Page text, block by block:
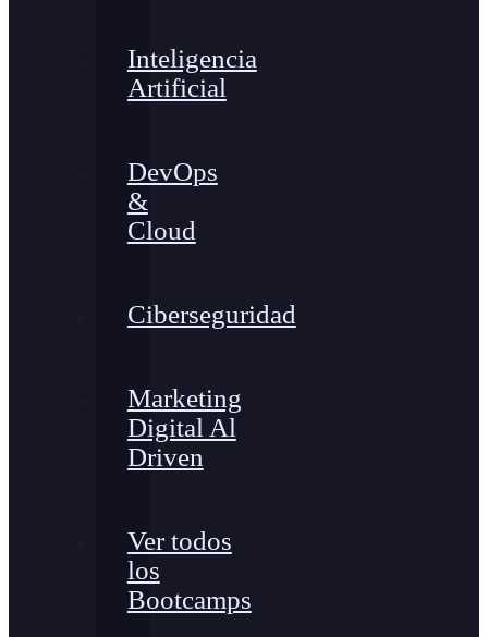
Inteligencia
Artificial
DevOps
&
Cloud
Ciberseguridad
Marketing
Digital Al
Driven
Ver todos
los
Bootcamps